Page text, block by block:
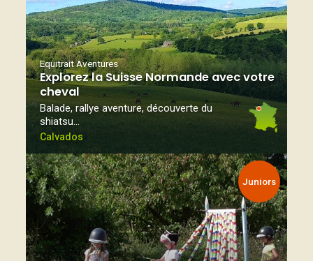
Equitrait Aventures
Explorez la Suisse Normande avec votre
cheval
Balade, rallye aventure, découverte du
shiatsu…
Calvados
Juniors